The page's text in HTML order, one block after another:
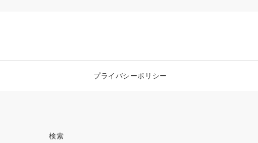
プライバシーポリシー
検索